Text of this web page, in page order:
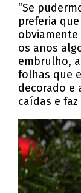
“Se
preferia
os anos
embrulho,
folhas que
decorado e
caídas e